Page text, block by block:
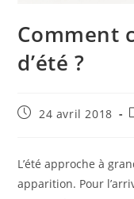
Comment
d’été ?
Publication
24 avril 2018
L’été approche à
apparition. Pour